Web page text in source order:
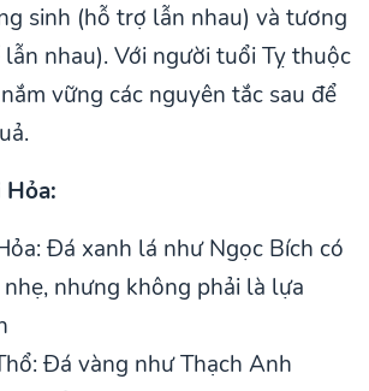
sinh (hỗ trợ lẫn nhau) và tương
lẫn nhau). Với người tuổi Tỵ thuộc
vững các nguyên tắc sau để
Đá xanh lá như Ngọc Bích có
nhưng không phải là lựa
Đá vàng như Thạch Anh